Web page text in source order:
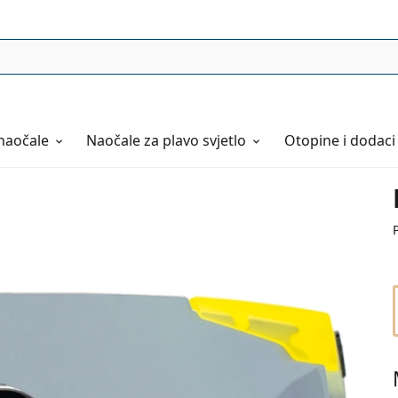
Naočaleza plavo svjetlo Otopine i dodaci